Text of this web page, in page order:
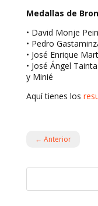
Medallas de
• David Monje
• Pedro
• José Enrique
• José Ángel
y Minié
Aquí tienes los
← Anterior